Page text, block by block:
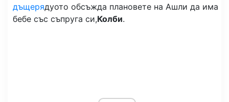
дъщерядуото обсъжда плановете на Ашли да има
бебе със съпруга си,Колби.